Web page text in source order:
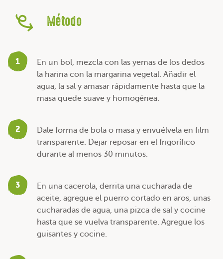
Método
1
En un bol, mezcla con las yemas de los dedos
la harina con la margarina vegetal. Añadir el
agua, la sal y amasar rápidamente hasta que la
masa quede suave y homogénea.
2
Dale forma de bola o masa y envuélvela en film
transparente. Dejar reposar en el frigorífico
durante al menos 30 minutos.
3
En una cacerola, derrita una cucharada de
aceite, agregue el puerro cortado en aros, unas
cucharadas de agua, una pizca de sal y cocine
hasta que se vuelva transparente. Agregue los
guisantes y cocine.